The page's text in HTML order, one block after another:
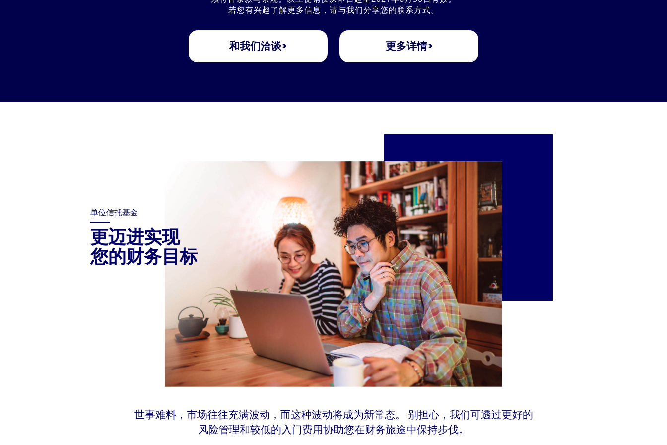
若您有兴趣了解更多信息，请与我们分享您的联系方式。
和我们洽谈> 更多详情>
单位信托基金
更迈进实现
您的财务目标
世事难料，市场往往充满波动，而这种波动将成为新常态。 别担心，我们可透过更好的
风险管理和较低的入门费用协助您在财务旅途中保持步伐。